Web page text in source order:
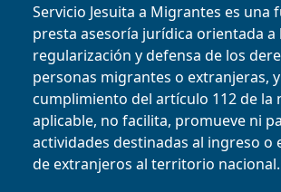
Servicio Jesuita a Migrantes es una
presta asesoría jurídica orientada a
regularización y defensa de los
personas migrantes o extranjeras,
cumplimiento del artículo 112 de la
aplicable, no facilita, promueve ni
actividades destinadas al ingreso o
de extranjeros al territorio nacional.